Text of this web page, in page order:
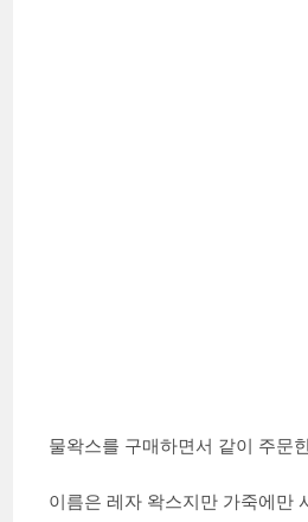
물왁스를 구매하면서 같이 주문
이름은 레자 왁스지만 가죽에만